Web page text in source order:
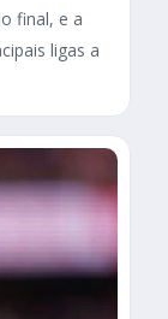
final, e a
ligas a